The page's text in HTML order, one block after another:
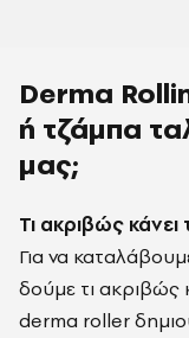
Derma
ή τζάμπα
μας;
Τι ακριβώς
Για να
δούμε τι ακριβώς
derma roller